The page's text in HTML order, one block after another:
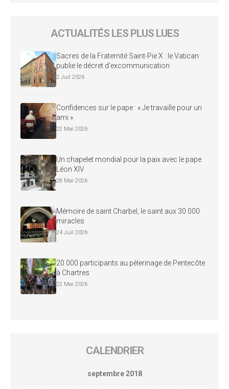
ACTUALITÉS LES PLUS LUES
Sacres de la Fraternité Saint-Pie X : le Vatican
publie le décret d’excommunication
2 Juil 2026
Confidences sur le pape : « Je travaille pour un
ami »
22 Mai 2026
Un chapelet mondial pour la paix avec le pape
Léon XIV
28 Mai 2026
Mémoire de saint Charbel, le saint aux 30 000
miracles
24 Juil 2026
20 000 participants au pèlerinage de Pentecôte
à Chartres
22 Mai 2026
CALENDRIER
septembre 2018